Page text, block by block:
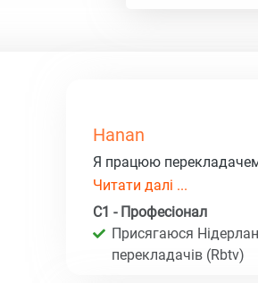
Hanan
Я працюю перекладачем
Читати далі ...
C1 - Професіонал
Присягаюся
перекладачів (Rbtv)